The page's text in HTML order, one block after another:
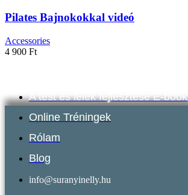
Pilates Bajnokokkal videó
Accessories
4 900 Ft
A test és lélek fejlesztése E-book
Online Tréningek
Rólam
Blog
info@suranyinelly.hu